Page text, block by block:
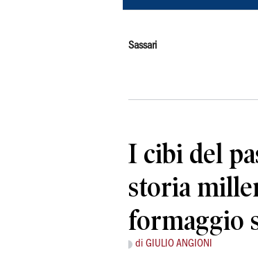
Sassari
I cibi del
storia
formaggio
di GIULIO ANGIONI